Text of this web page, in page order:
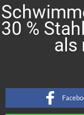
30 %
als